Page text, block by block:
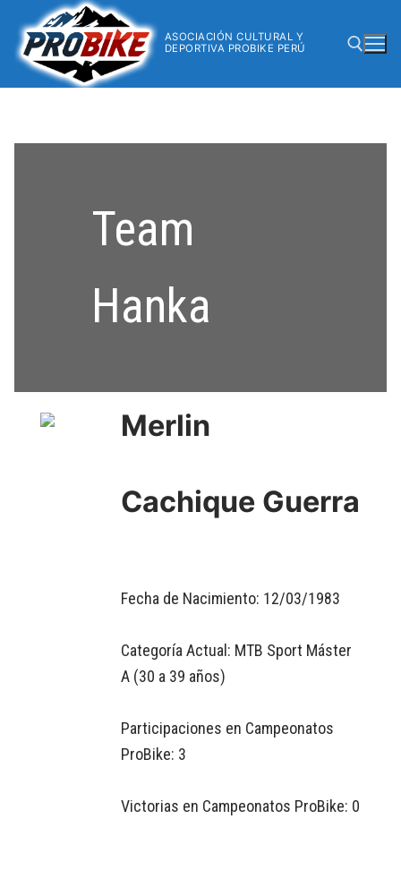
ASOCIACIÓN CULTURAL Y
DEPORTIVA PROBIKE PERÚ
Team
Hanka
Merlin
Cachique Guerra
Fecha de Nacimiento: 12/03/1983
Categoría Actual: MTB Sport Máster
A (30 a 39 años)
Participaciones en Campeonatos
ProBike: 3
Victorias en Campeonatos ProBike: 0